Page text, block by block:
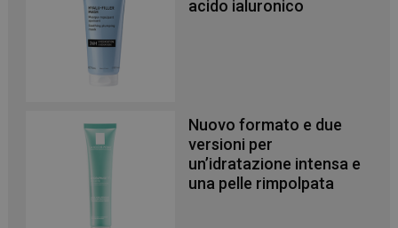
acido ialuronico
Nuovo formato e due
versioni per
un’idratazione intensa e
una pelle rimpolpata